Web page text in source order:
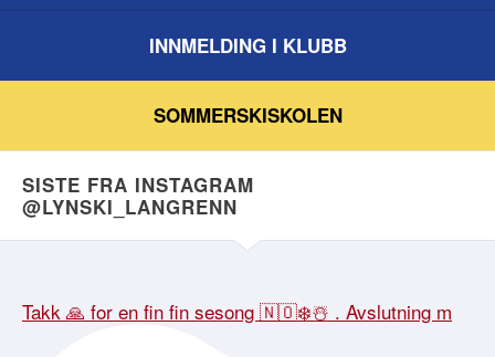
INNMELDING I KLUBB
SOMMERSKISKOLEN
SISTE FRA INSTAGRAM
@LYNSKI_LANGRENN
Takk 🙏 for en fin fin sesong 🇳🇴❄️☃️ . Avslutning m